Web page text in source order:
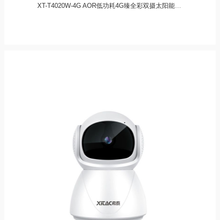
XT-T4020W-4G AOR低功耗4G臻全彩双摄太阳能监控